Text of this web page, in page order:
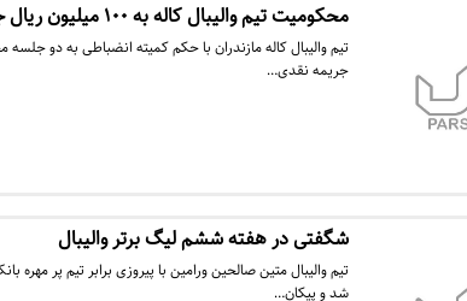
محکومیت تیم والیبال کاله به ۱۰۰ میلیون ریال جریمه نقدی
جریمه نقدی…
شگفتی در هفته ششم لیگ برتر والیبال
تیم والیبال متین صالحین ورامین با پیروزی برابر تیم پر
شد و پیکان…